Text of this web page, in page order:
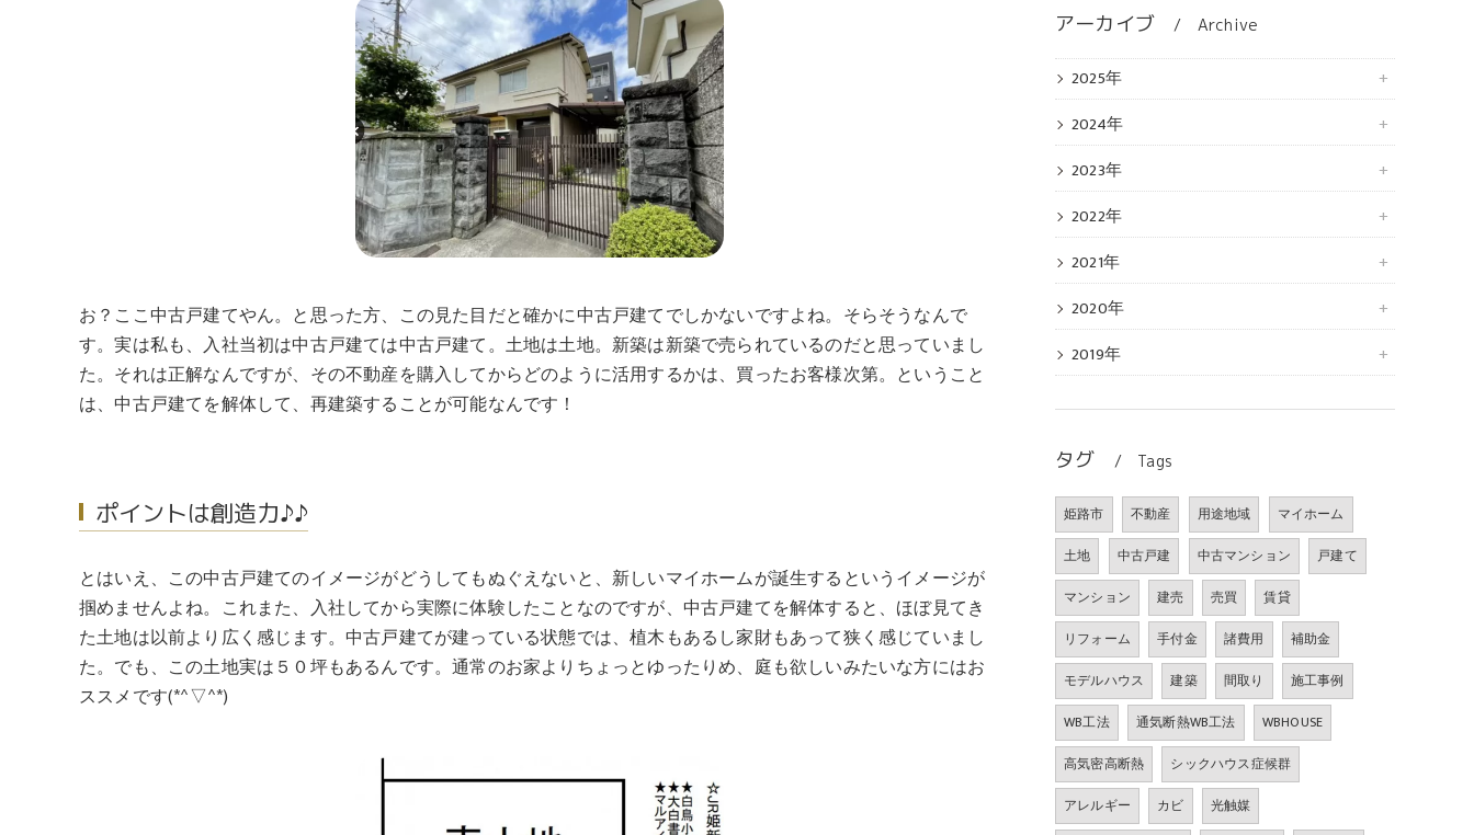
お？ここ中古戸建てやん。と思った方、この見た目だと確かに中古戸建てでしかないですよね。そらそうなんで
す。実は私も、入社当初は中古戸建ては中古戸建て。土地は土地。新築は新築で売られているのだと思っていまし
た。それは正解なんですが、その不動産を購入してからどのように活用するかは、買ったお客様次第。ということ
は、中古戸建てを解体して、再建築することが可能なんです！
ポイントは創造力♪♪
とはいえ、この中古戸建てのイメージがどうしてもぬぐえないと、新しいマイホームが誕生するというイメージが
掴めませんよね。これまた、入社してから実際に体験したことなのですが、中古戸建てを解体すると、ほぼ見てき
た土地は以前より広く感じます。中古戸建てが建っている状態では、植木もあるし家財もあって狭く感じていまし
た。でも、この土地実は５０坪もあるんです。通常のお家よりちょっとゆったりめ、庭も欲しいみたいな方にはお
ススメです(*^▽^*)
アーカイブ Archive
2025年
2024年
2023年
2022年
2021年
2020年
2019年
タグ Tags
姫路市 不動産 用途地域
マイホーム
土地
中古戸建 中古マンション
戸建て
マンション
建売 売買
賃貸
リフォーム
手付金 諸費用
補助金
モデルハウス
建築 間取り
施工事例
WB工法
通気断熱WB工法
WBHOUSE
高気密高断熱
シックハウス症候群
アレルギー
カビ
光触媒